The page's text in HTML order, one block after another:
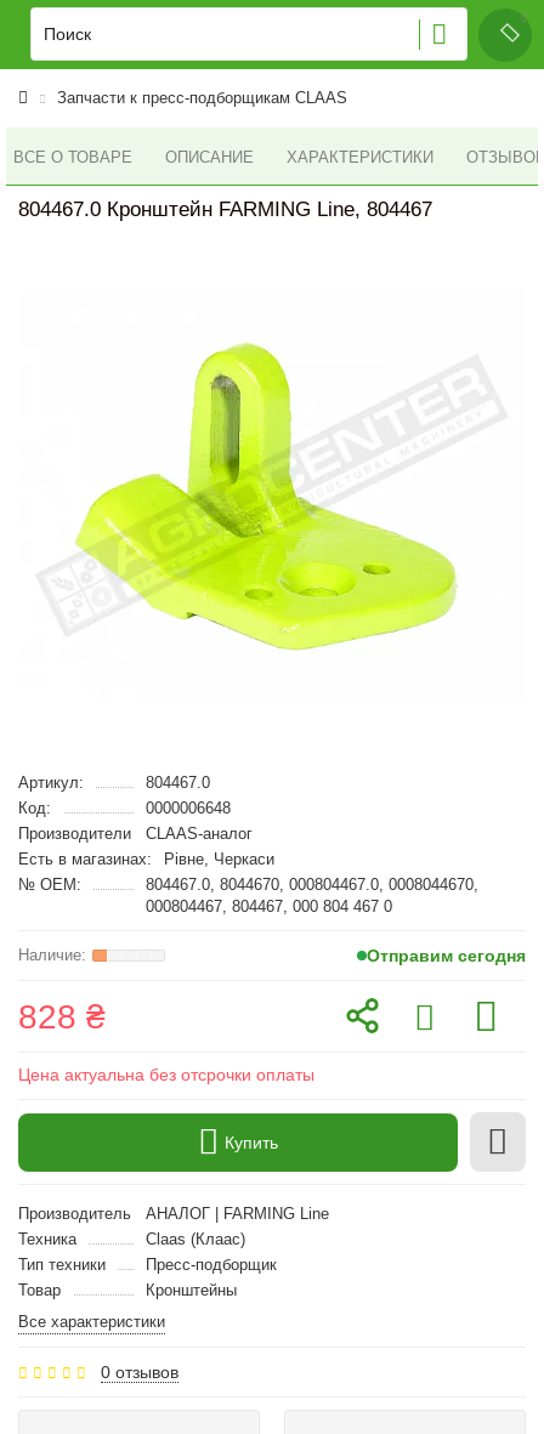
Запчасти к пресс-подборщикам CLAAS
ВСЕ О ТОВАРЕ ОПИСАНИЕ ХАРАКТЕРИСТИКИ ОТЗЫВОВ
804467.0 Кронштейн FARMING Line, 804467
Артикул:
804467.0
Код:
0000006648
Производители
CLAAS-аналог
Есть в магазинах:
Рівне, Черкаси
№ OEM:
804467.0, 8044670, 000804467.0, 0008044670,
000804467, 804467, 000 804 467 0
Отправим сегодня
828 ₴
Цена актуальна без отсрочки оплаты
Купить
Производитель
АНАЛОГ | FARMING Line
Техника
Claas (Клаас)
Тип техники
Пресс-подборщик
Товар
Кронштейны
Все характеристики
0 отзывов